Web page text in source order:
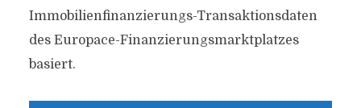
Immobilienfinanzierungs-Transaktionsdaten
des Europace-Finanzierungsmarktplatzes
basiert.